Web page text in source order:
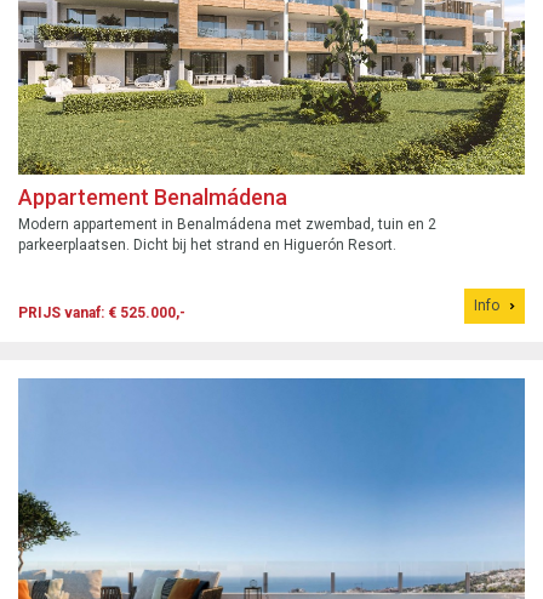
Appartement Benalmádena
Modern appartement in Benalmádena met zwembad, tuin en 2
parkeerplaatsen. Dicht bij het strand en Higuerón Resort.
PRIJS vanaf: € 525.000,- Info